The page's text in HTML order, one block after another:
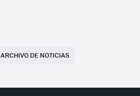
ARCHIVO DE NOTICIAS